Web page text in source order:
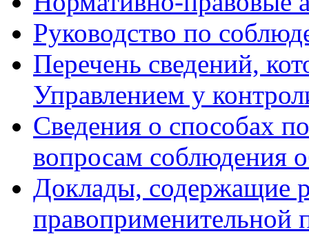
Руководство по
Перечень сведений,
Управлением у
Сведения о способах
вопросам соблюдения
Доклады, содержащие
правоприменительной